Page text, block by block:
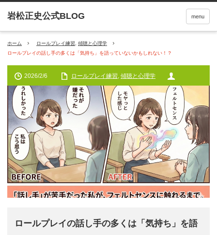
menu
ホーム ロールプレイ練習
傾聴と心理学
ロールプレイの話し手の多くは「気持ち」を語っていないかもしれない！？
2026/2/6 ロールプレイ練習, 傾聴と心理学
ロールプレイの話し手の多くは「気持ち」を語